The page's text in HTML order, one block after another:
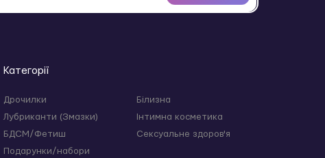
Категорії
Дрочилки
Лубриканти (Змазки)
БДСМ/Фетиш
Подарунки/набори
Білизна
Інтимна косметика
Сексуальне здоров'я